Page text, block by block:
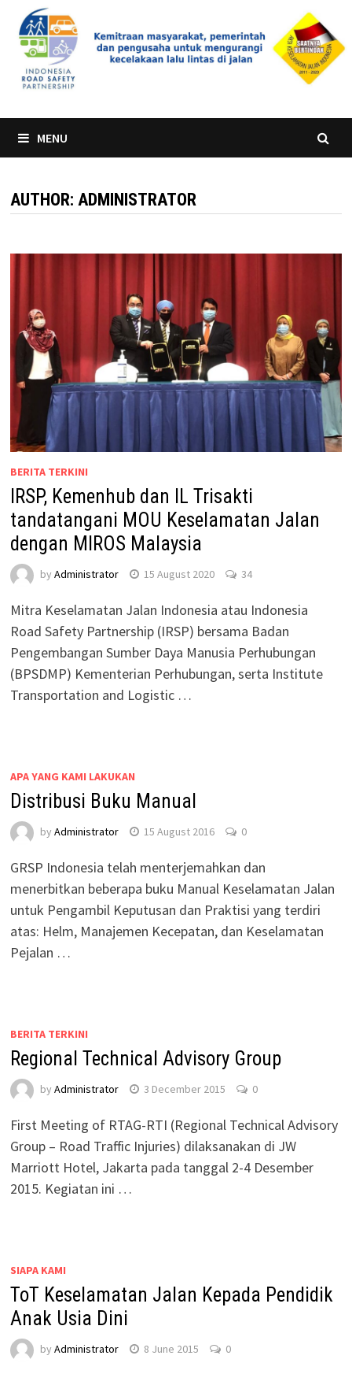
content
MENU
AUTHOR: ADMINISTRATOR
BERITA TERKINI
IRSP, Kemenhub dan IL Trisakti
tandatangani MOU Keselamatan Jalan
dengan MIROS Malaysia
by Administrator 15 August 2020 34
Mitra Keselamatan Jalan Indonesia atau Indonesia
Road Safety Partnership (IRSP) bersama Badan
Pengembangan Sumber Daya Manusia Perhubungan
(BPSDMP) Kementerian Perhubungan, serta Institute
Transportation and Logistic …
APA YANG KAMI LAKUKAN
Distribusi Buku Manual
by Administrator 15 August 2016 0
GRSP Indonesia telah menterjemahkan dan
menerbitkan beberapa buku Manual Keselamatan Jalan
untuk Pengambil Keputusan dan Praktisi yang terdiri
atas: Helm, Manajemen Kecepatan, dan Keselamatan
Pejalan …
BERITA TERKINI
Regional Technical Advisory Group
by Administrator 3 December 2015 0
First Meeting of RTAG-RTI (Regional Technical Advisory
Group – Road Traffic Injuries) dilaksanakan di JW
Marriott Hotel, Jakarta pada tanggal 2-4 Desember
2015. Kegiatan ini …
SIAPA KAMI
ToT Keselamatan Jalan Kepada Pendidik
Anak Usia Dini
by Administrator 8 June 2015 0